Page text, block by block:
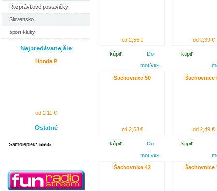
Rozprávkové postavičky
Slovensko
sport kluby
Najpredávanejšie
Honda P
od 2,11 €
Ostatné
Samolepiek: 5565
od 2,55 €
kúpiť
Do
motívu»
od 2,39 €
kúpiť
Šachovnice 50
od 2,53 €
kúpiť
Do
motívu»
Šachovnice
od 2,49 €
kúpiť
Šachovnice 42 Šachovnice